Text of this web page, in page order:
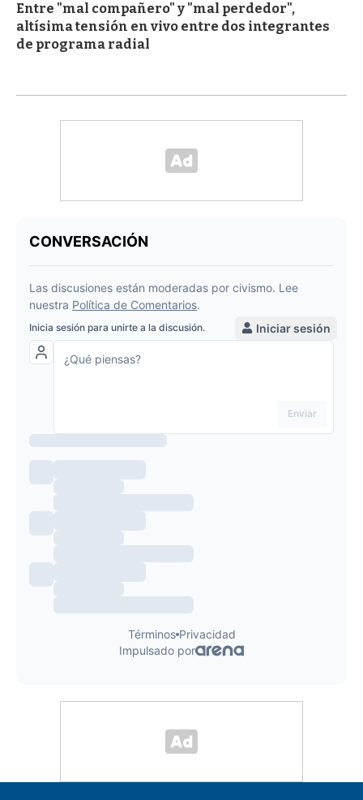
Entre "mal compañero" y "mal perdedor",
altísima tensión en vivo entre dos integrantes
de programa radial